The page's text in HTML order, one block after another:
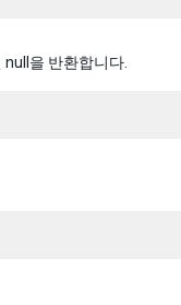
을 반환합니다.